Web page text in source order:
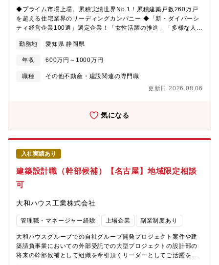
なります● さらにお引き渡し後も末永いお付き合いを重ね、お客
様満足をどこまでも追求。そうした中で築かれたお客様との信頼
関係が、また新たな出会いへと繋がっていきます【キャリアパ
ス】入社後はリーダーや支店長を目指すことが可能です。【配属
推進」「多様な人財の活躍」「多様な働き方の推進」をダイバー
成長を実践できる環境や仕組みづくりに取り組んでいます。■子育
てを応援する社会を先導する「キッズ・ファースト企業」とし
100%取得、女性社員の育休取得後の復職率は97％です。■社員一
年、平均年間給与 9,071,924円（2025年度有価証券報告書より・
https://www.sekisuihouse.co.jp/kodate/・転職者インタビュー：
https://www.saiyo-sekisuihouse.jp/career/mid-career/01/・第7
次中期経営計画：
https://www.sekisuihouse.co.jp/company/financial/library/
デル年収】<33歳、家族(配偶者、子供2名) 扶養の場合>約1,000万
円（基本給34.0万円/月、家族手当：2.7万円/月、営業手当：5.4万
円/月、賞与：202万円/年、営業系業績手当：313.6万円/年)※あく
までもモデルであり、経験・スキルを考慮し優遇がございます。
◆プライム市場上場。累積実績世界No.1！累積建築戸数260万戸
を超える住宅業界のリーディングカンパニー ◆「新・ダイバーシ
ティ経営企業100選」選定企業！「女性活躍の推進」「多様な人財
増員募集【業務内容】戸建住宅を販売する支店の営業担当とし
て、お客様との出会いから住まいのお引き渡しまで全てのプロセ
スで窓口となります。お客様との信頼関係を築き、一緒に理想の
住まいづくりを目指す創造的な仕事です。業務は下記の通り幅広
心的役割を担います。主な業務：・引合活動（お客様探し）：展
新築計画が具体化するまでの信頼関係構築・新たな住まいのご要
望に関するヒアリング・邸別自由設計の強みを活かしたプラン提
案・最適な資金計画の立案やアドバイス・お引き渡しまでの細や
かなお客様フォロー● まずは、展示場でのお客様対応や担当エリ
アへの訪問活動などを通じて、市場・新規顧客開拓からスター
ト。住まいを検討されるお客様がいらっしゃれば、ご要望や条件
を伺い、課題を解決しながら、具体的なプランを作成します● そ
の時点での快適さだけでなく、家族の成長やライフスタイルの変
化など、お客様の将来をも見据えた提案を行うことで、長く暮ら
切なのは、心から信頼しあえる関係を築くこと。誠実な姿勢で対
話を重ね、時には言葉にならない想いまでも感じ取り、そのお客
様にとっての「理想の一邸」の実現に努めます。ご契約に至った
後も、建築・お引き渡しと、常に営業社員が責任をもって窓口と
なります● さらにお引き渡し後も末永いお付き合いを重ね、お客
様満足をどこまでも追求。そうした中で築かれたお客様との信頼
関係が、また新たな出会いへと繋がっていきます【キャリアパ
勤務地 愛知県 静岡県
年収 600万円～1000万円
職種
その他不動産・建設関連の専門職
更新日 2026.08.06
気になる
入社実績あり
建築設計職（幹部候補）【名古屋】地域限定相談
可
大和ハウス工業株式会社
管理職・マネージャー経験 上場企業 副業制度あり
大和ハウスグループでの自社グループ開発プロジェクト案件や建
築請負事業においての外部受託での大型プロジェクトの設計部の
将来の幹部候補として組織を牽引頂くリーダーとしてご活躍を頂